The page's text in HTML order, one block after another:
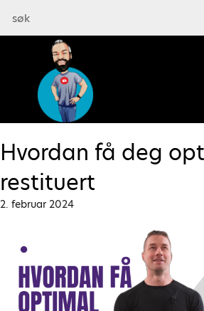
Hvordan få deg
restituert
2. februar 2024